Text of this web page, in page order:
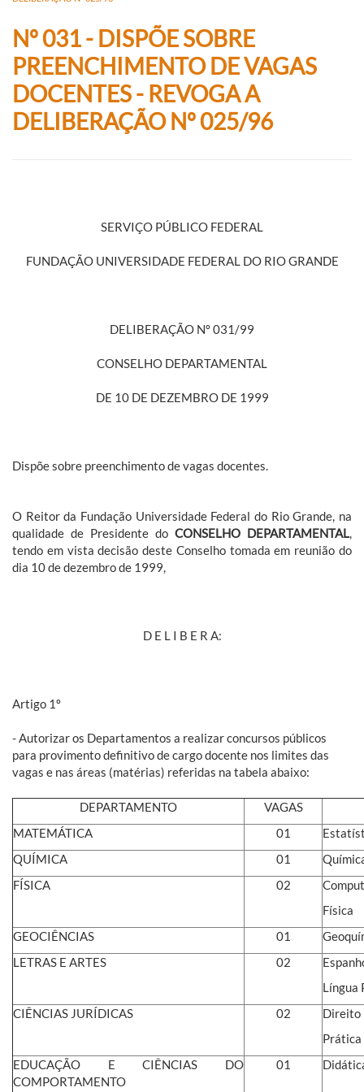
Nº 031 - DISPÕE SOBRE
PREENCHIMENTO DE VAGAS
DOCENTES - REVOGA A
DELIBERAÇÃO Nº 025/96
SERVIÇO PÚBLICO FEDERAL
FUNDAÇÃO UNIVERSIDADE FEDERAL DO RIO GRANDE
DELIBERAÇÃO Nº 031/99
CONSELHO DEPARTAMENTAL
DE 10 DE DEZEMBRO DE 1999
Dispõe sobre preenchimento de vagas docentes.
O Reitor da Fundação Universidade Federal do Rio Grande, na
qualidade de Presidente do CONSELHO DEPARTAMENTAL
tendo em vista decisão deste Conselho tomada em reunião do
dia 10 de dezembro de 1999,
D E L I B E R A:
Artigo 1º
- Autorizar os Departamentos a realizar concursos públicos
para provimento definitivo de cargo docente nos limites das
vagas e nas áreas (matérias) referidas na tabela abaixo:
DEPARTAMENTO
VAGAS
MATEMÁTICA
01
QUÍMICA
01
FÍSICA
02
Física
GEOCIÊNCIAS
01
LETRAS E ARTES
02
Língua
CIÊNCIAS JURÍDICAS
02
Direito
Prática
EDUCAÇÃO E CIÊNCIAS DO
COMPORTAMENTO
01